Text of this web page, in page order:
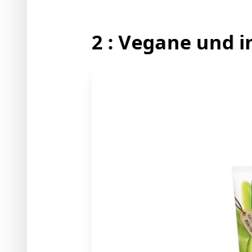
2 : Vegane und